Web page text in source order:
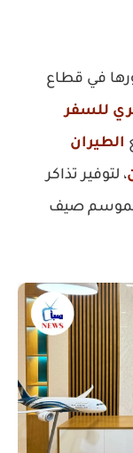
في قطاع
للسفر
الطيران
، لتوفير تذاكر
صيف